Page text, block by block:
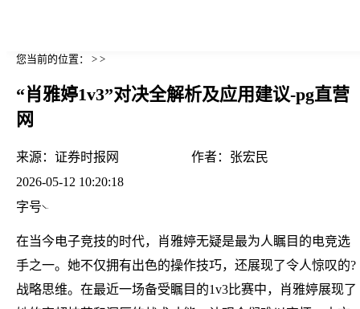
您当前的位置： > >
“肖雅婷1v3”对决全解析及应用建议-pg直营
网
来源： 证券时报网 作者： 张宏民
2026-05-12 10:20:18
字号
在当今电子竞技的时代，肖雅婷无疑是最为人瞩目的电竞选
手之一。她不仅拥有出色的操作技巧，还展现了令人惊叹的?
战略思维。在最近一场备受瞩目的1v3比赛中，肖雅婷展现了